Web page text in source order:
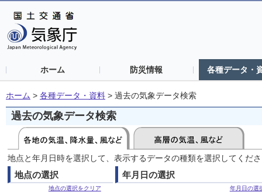
ホーム 防災情報 各種データ・
ホーム > 各種データ・資料 > 過去の気象データ検索
過去の気象データ検索
地点と年月日時を選択して、表示するデータの種類を選択してくだ
地点の選択
地点の選択をクリア
年月日の選択
年月日の選